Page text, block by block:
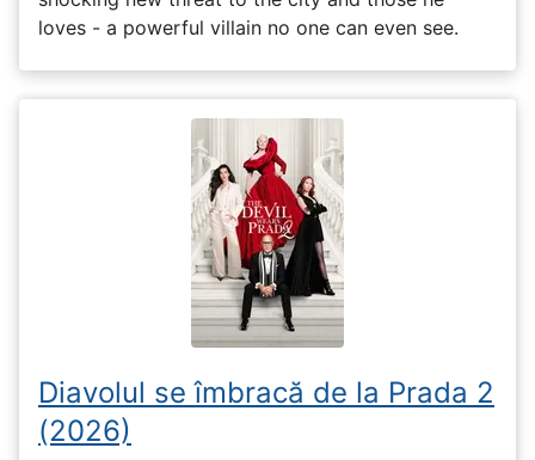
loves - a powerful villain no one can even see.
Diavolul se îmbracă de la Prada 2
(2026)